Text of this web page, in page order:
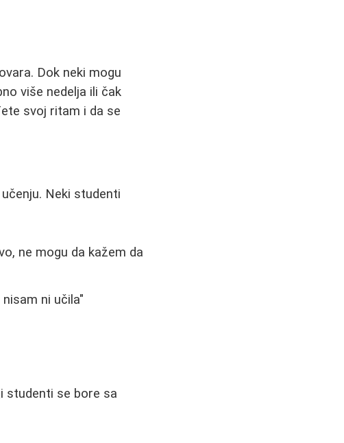
Dok neki mogu
više nedelja ili čak
svoj ritam i da se
Neki studenti
ne mogu da kažem da
ni učila"
studenti se bore sa